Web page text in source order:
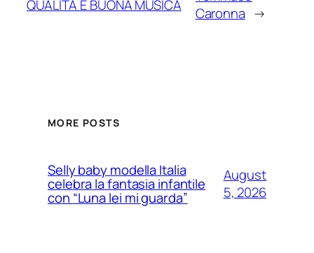
QUALITÀ E BUONA MUSICA
Caronna →
MORE POSTS
Selly baby modella Italia
celebra la fantasia infantile
con “Luna lei mi guarda”
August
5, 2026